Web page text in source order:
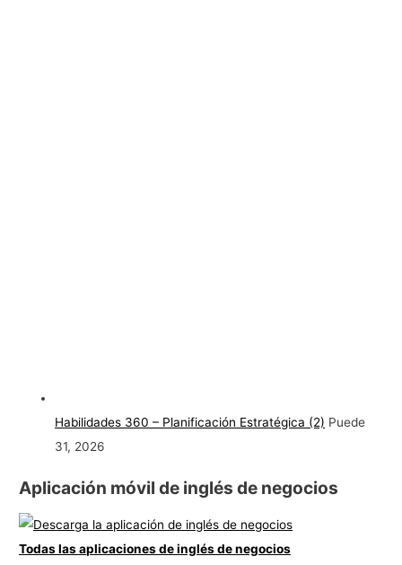
Habilidades 360 – Planificación Estratégica (2) Puede
31, 2026
Aplicación móvil de inglés de negocios
Todas las aplicaciones de inglés de negocios